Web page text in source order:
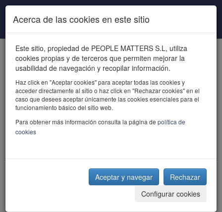
Pasar al contenido principal
powered by talent
Acerca de las cookies en este sitio
Este sitio, propiedad de PEOPLE MATTERS S.L, utiliza
cookies propias y de terceros que permiten mejorar la
usabilidad de navegación y recopilar información.
Haz click en "Aceptar cookies" para aceptar todas las cookies y
acceder directamente al sitio o haz click en "Rechazar cookies" en el
caso que desees aceptar únicamente las cookies esenciales para el
funcionamiento básico del sitio web.
Para obtener más información consulta la página de política de
cookies
Aceptar y navegar
Rechazar
Configurar cookies